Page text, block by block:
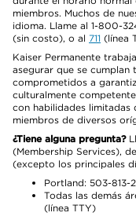
miembros. Muchos de
idioma. Llame al 1-800-
(sin costo), o al 711 (línea
Kaiser Permanente
asegurar que se cumplan
comprometidos a
culturalmente
con habilidades limitadas
miembros de diversos
¿Tiene alguna pregunta?
(Membership Services),
(excepto los principales
Portland: 503-813-
Todas las demás
(línea TTY)